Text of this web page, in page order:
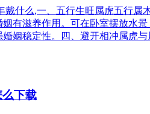
戴什么,一、五行生旺属虎五行
有滋养作用。可在卧室摆放水
姻稳定性。四、避开相冲属虎
下载